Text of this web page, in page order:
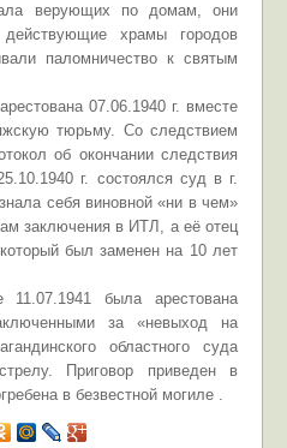
верующих по домам, они
храмы городов
паломничество к святым
07.06.1940 г. вместе
тюрьму. Со следствием
об окончании следствия
г. состоялся суд в г.
себя виновной «ни в чем»
заключения в ИТЛ, а её отец
был заменен на 10 лет
11.07.1941 была арестована
за «невыход на
областного суда
Приговор приведен в
в безвестной могиле .